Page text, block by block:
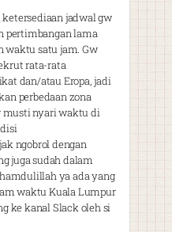
jadwal gw
pertimbangan lama
waktu satu jam. Gw
rata-rata
dan/atau Eropa, jadi
perbedaan zona
musti nyari waktu di
ngobrol dengan
juga sudah dalam
ya ada yang
waktu Kuala Lumpur
ke kanal Slack oleh si